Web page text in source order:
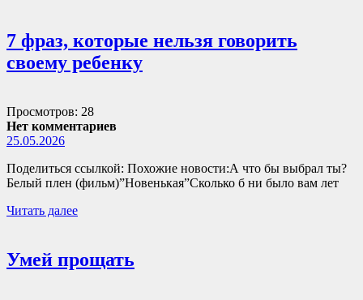
7 фраз, которые нельзя говорить
своему ребенку
Просмотров: 28
Нет комментариев
25.05.2026
Поделиться ссылкой: Похожие новости:А что бы выбрал ты?
Белый плен (фильм)”Новенькая”Сколько б ни было вам лет
Читать далее
Умей прощать